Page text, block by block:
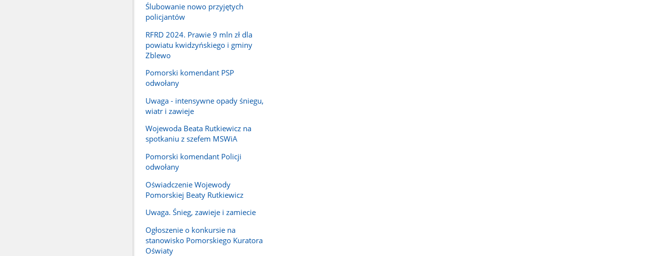
Ślubowanie nowo przyjętych
policjantów
RFRD 2024. Prawie 9 mln zł dla
powiatu kwidzyńskiego i gminy
Zblewo
Pomorski komendant PSP
odwołany
Uwaga - intensywne opady śniegu,
wiatr i zawieje
Wojewoda Beata Rutkiewicz na
spotkaniu z szefem MSWiA
Pomorski komendant Policji
odwołany
Oświadczenie Wojewody
Pomorskiej Beaty Rutkiewicz
Uwaga. Śnieg, zawieje i zamiecie
Ogłoszenie o konkursie na
stanowisko Pomorskiego Kuratora
Oświaty